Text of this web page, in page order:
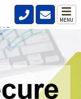
MENU
が利用するPCのUSB
報を持ち出したのか記
とで情報の持ち出し
と通信ができない